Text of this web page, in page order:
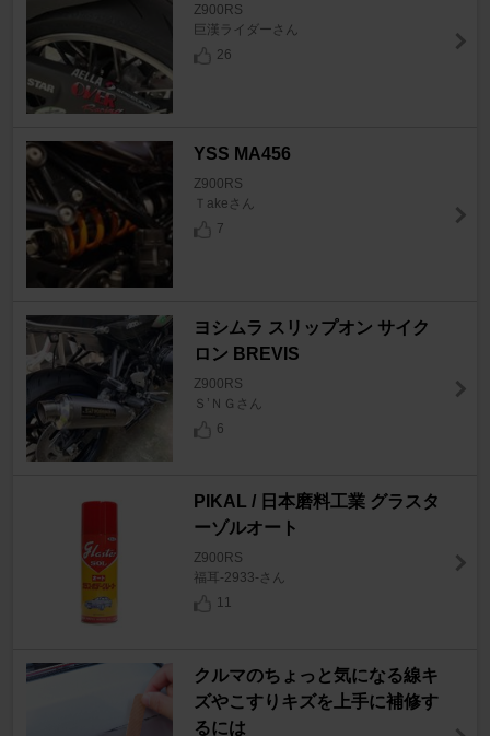
Z900RS
巨漢ライダーさん
26
YSS MA456
Z900RS
Ｔakeさん
7
ヨシムラ スリップオン サイク
ロン BREVIS
Z900RS
Ｓ’ＮＧさん
6
PIKAL / 日本磨料工業 グラスタ
ーゾルオート
Z900RS
福耳-2933-さん
11
クルマのちょっと気になる線キ
ズやこすりキズを上手に補修す
るには